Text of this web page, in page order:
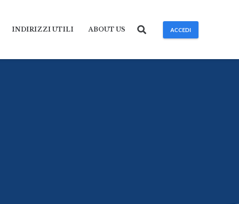
INDIRIZZI UTILI ABOUT US ACCEDI